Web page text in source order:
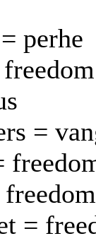
perhe
=
=